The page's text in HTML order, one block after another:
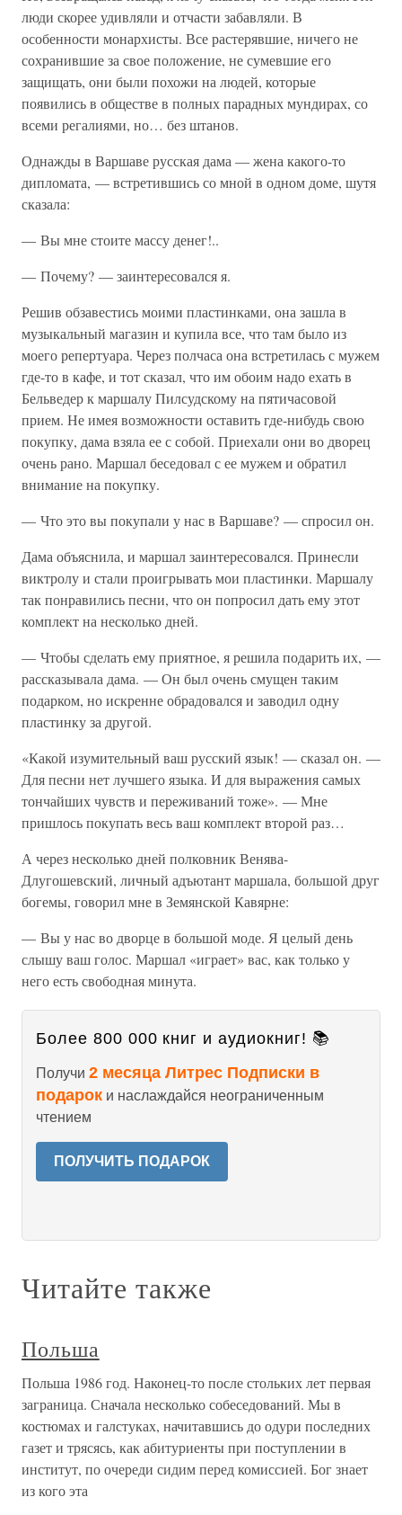
люди скорее удивляли и отчасти забавляли. В
особенности монархисты. Все растерявшие, ничего не
сохранившие за свое положение, не сумевшие его
защищать, они были похожи на людей, которые
появились в обществе в полных парадных мундирах, со
всеми регалиями, но… без штанов.
Однажды в Варшаве русская дама — жена какого-то
дипломата, — встретившись со мной в одном доме, шутя
сказала:
— Вы мне стоите массу денег!..
— Почему? — заинтересовался я.
Решив обзавестись моими пластинками, она зашла в
музыкальный магазин и купила все, что там было из
моего репертуара. Через полчаса она встретилась с мужем
где-то в кафе, и тот сказал, что им обоим надо ехать в
Бельведер к маршалу Пилсудскому на пятичасовой
прием. Не имея возможности оставить где-нибудь свою
покупку, дама взяла ее с собой. Приехали они во дворец
очень рано. Маршал беседовал с ее мужем и обратил
внимание на покупку.
— Что это вы покупали у нас в Варшаве? — спросил он.
Дама объяснила, и маршал заинтересовался. Принесли
виктролу и стали проигрывать мои пластинки. Маршалу
так понравились песни, что он попросил дать ему этот
комплект на несколько дней.
— Чтобы сделать ему приятное, я решила подарить их, —
рассказывала дама. — Он был очень смущен таким
подарком, но искренне обрадовался и заводил одну
пластинку за другой.
«Какой изумительный ваш русский язык! — сказал он. —
Для песни нет лучшего языка. И для выражения самых
тончайших чувств и переживаний тоже». — Мне
пришлось покупать весь ваш комплект второй раз…
А через несколько дней полковник Венява-
Длугошевский, личный адъютант маршала, большой друг
богемы, говорил мне в Земянской Кавярне:
— Вы у нас во дворце в большой моде. Я целый день
слышу ваш голос. Маршал «играет» вас, как только у
него есть свободная минута.
Более 800 000 книг и аудиокниг! 📚
Получи 2 месяца Литрес Подписки в
подарок и наслаждайся неограниченным
чтением
ПОЛУЧИТЬ ПОДАРОК
Читайте также
Польша
Польша 1986 год. Наконец-то после стольких лет первая
заграница. Сначала несколько собеседований. Мы в
костюмах и галстуках, начитавшись до одури последних
газет и трясясь, как абитуриенты при поступлении в
институт, по очереди сидим перед комиссией. Бог знает
из кого эта